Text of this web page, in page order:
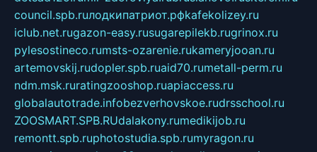
council.spb.ruлодкипатриот.рфkafekolizey.ru
iclub.net.rugazon-easy.rusugarepilekb.rugrinox.ru
pylesostineco.rumsts-ozarenie.rukameryjooan.ru
artemovskij.rudopler.spb.ruaid70.rumetall-perm.ru
ndm.msk.ruratingzooshop.ruapiaccess.ru
globalautotrade.infobezverhovskoe.rudrsschool.ru
ZOOSMART.SPB.RUdalakony.rumedikijob.ru
remontt.spb.ruphotostudia.spb.rumyragon.ru